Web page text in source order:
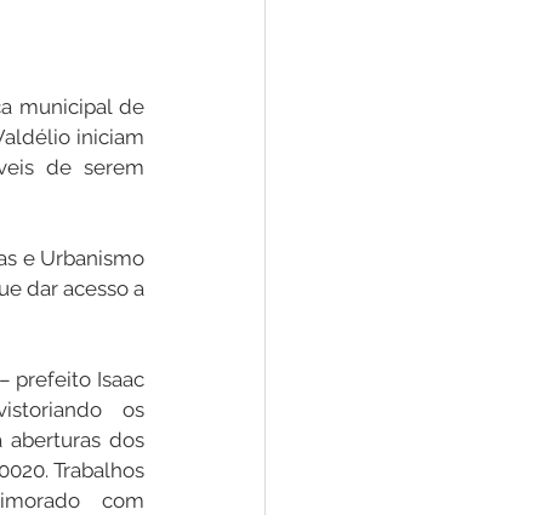
municipal de
iniciam
de serem
e Urbanismo
dar acesso a
prefeito Isaac
os
aberturas dos
Trabalhos
com